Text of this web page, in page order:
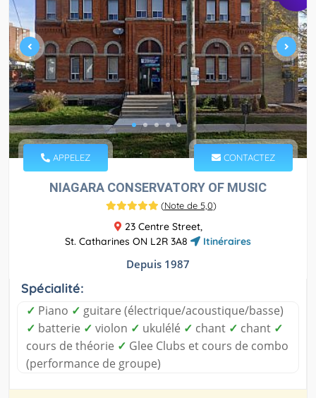
APPELEZ CONTACTEZ
NIAGARA CONSERVATORY OF MUSIC
(Note de 5,0)
23 Centre Street,
St. Catharines ON L2R 3A8
Itinéraires
Depuis 1987
Spécialité:
✓ Piano ✓ guitare (électrique/acoustique/basse)
✓ batterie ✓ violon ✓ ukulélé ✓ chant ✓ chant ✓
cours de théorie ✓ Glee Clubs et cours de combo
(performance de groupe)